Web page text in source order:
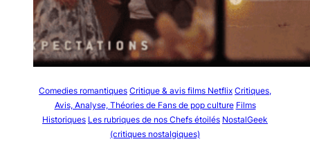
Comedies romantiques Critique & avis films Netflix Critiques,
Avis, Analyse, Théories de Fans de pop culture Films
Historiques Les rubriques de nos Chefs étoilés NostalGeek
(critiques nostalgiques)